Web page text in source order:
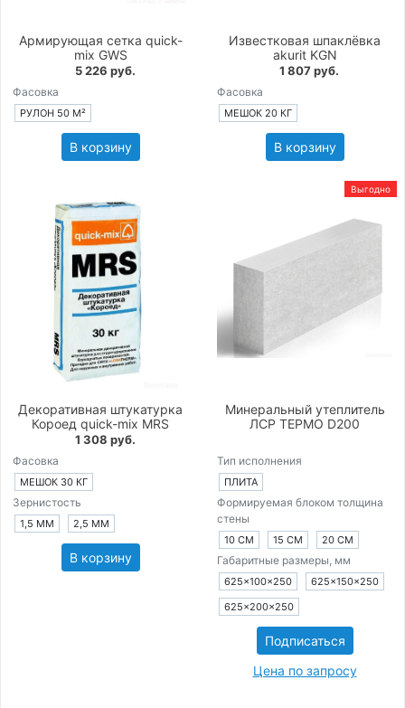
Армирующая сетка quick-
mix GWS
5 226 руб.
Фасовка
РУЛОН 50 М²
В корзину
Известковая шпаклёвка
akurit KGN
1 807 руб.
Фасовка
МЕШОК 20 КГ
В корзину
Декоративная штукатурка
Короед quick-mix MRS
1 308 руб.
Фасовка
МЕШОК 30 КГ
Зернистость
1,5 ММ 2,5 ММ
В корзину
Выгодно
Минеральный утеплитель
ЛСР ТЕРМО D200
Тип исполнения
ПЛИТА
Формируемая блоком толщина
стены
10 СМ 15 СМ 20 СМ
Габаритные размеры, мм
625×100×250
625×150×250
625×200×250
Подписаться
Цена по запросу